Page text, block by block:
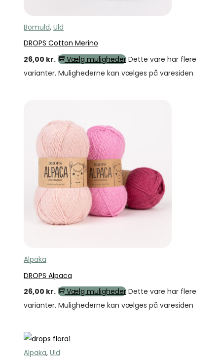
Bomuld, Uld
DROPS Cotton Merino
26,00 kr. Vælg muligheder Dette vare har flere
varianter. Mulighederne kan vælges på varesiden
Alpaka
DROPS Alpaca
26,00 kr. Vælg muligheder Dette vare har flere
varianter. Mulighederne kan vælges på varesiden
Alpaka, Uld